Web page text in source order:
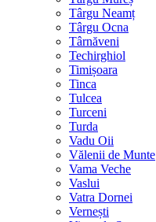
Târgu Neamț
Târgu Ocna
Târnăveni
Techirghiol
Timișoara
Tinca
Tulcea
Turceni
Turda
Vadu Oii
Vălenii de Munte
Vama Veche
Vaslui
Vatra Dornei
Vernești